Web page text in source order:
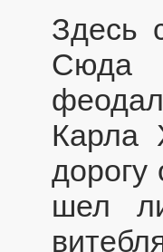
Здесь
Сюда
Карла
шел